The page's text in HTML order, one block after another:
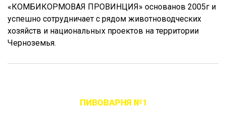
«КОМБИКОРМОВАЯ ПРОВИНЦИЯ» основанов 2005г и
успешно сотрудничает с рядом животноводческих
хозяйств и национальных проектов на территории
Черноземья.